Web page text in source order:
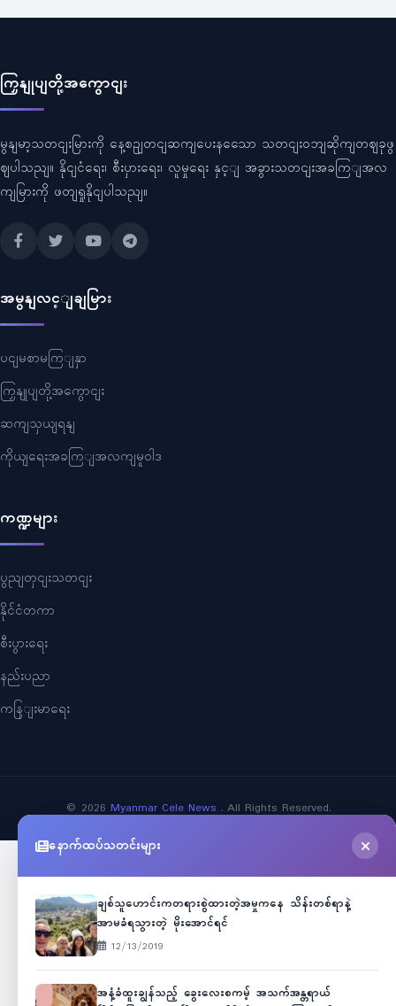
ကြှနျုပျတို့အကွောငျး
မွနျမာ့သတငျးမြားကို နေ့စဥျတငျဆကျပေးနသေော သတငျးဝဘျဆိုကျတဈခုဖွ
ဈပါသညျ။ နိုငျငံရေး၊ စီးပှားရေး၊ လူမှုရေး နှင့ျ အခွားသတငျးအခကြျအလ
ကျမြားကို ဖတျရှုနိုငျပါသညျ။
အမွနျလင့ျချမြား
ပငျမစာမကြျနှာ
ကြှနျုပျတို့အကွောငျး
ဆကျသှယျရနျ
ကိုယျရေးအခကြျအလကျမူဝါဒ
ကဏ္ဍများ
ပွညျတှငျးသတငျး
နိုင်ငံတကာ
စီးပွားရေး
နည်းပညာ
ကနြျးမာရေး
© 2026 Myanmar Cele News . All Rights Reserved.
နောက်ထပ်သတင်းများ
ချစ်သူဟောင်းကတရားစွဲထားတဲ့အမှုကနေ သိန်းတစ်ရာနဲ့
အာမခံရသွားတဲ့ မိုးအောင်ရင်
12/13/2019
အနံ့ခံထူးချွန်သည့် ခွေးလေးစကမ့် အသက်အန္တရာယ်